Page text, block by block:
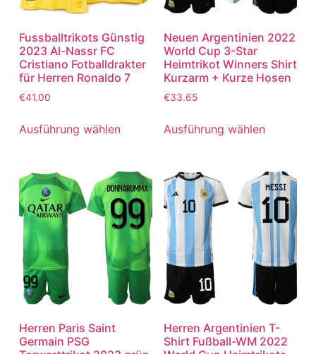
Fussballtrikots Günstig
2023 Al-Nassr FC
Cristiano Fotballdrakter
für Herren Ronaldo 7
€41.00
Ausführung wählen
Neuen Argentinien 2022
World Cup 3-Star
Heimtrikot Winners Shirt
Kurzarm + Kurze Hosen
€33.65
Ausführung wählen
Herren Paris Saint
Germain PSG
Herren Argentinien T-
Shirt Fußball-WM 2022